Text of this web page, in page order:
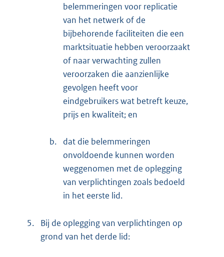
belemmeringen voor replicatie
van het netwerk of de
bijbehorende faciliteiten die een
marktsituatie hebben veroorzaakt
of naar verwachting zullen
veroorzaken die aanzienlijke
gevolgen heeft voor
eindgebruikers wat betreft keuze,
prijs en kwaliteit; en
b.
dat die belemmeringen
onvoldoende kunnen worden
weggenomen met de oplegging
van verplichtingen zoals bedoeld
in het eerste lid.
5.
Bij de oplegging van verplichtingen op
grond van het derde lid: